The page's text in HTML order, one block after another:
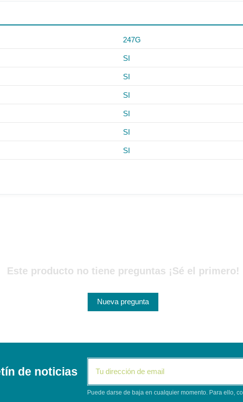
247G
SI
SI
SI
SI
SI
SI
Este producto no tiene preguntas ¡Sé el primero!
Nueva pregunta
de noticias
Puede darse de baja en cualquier momento. Para ello,